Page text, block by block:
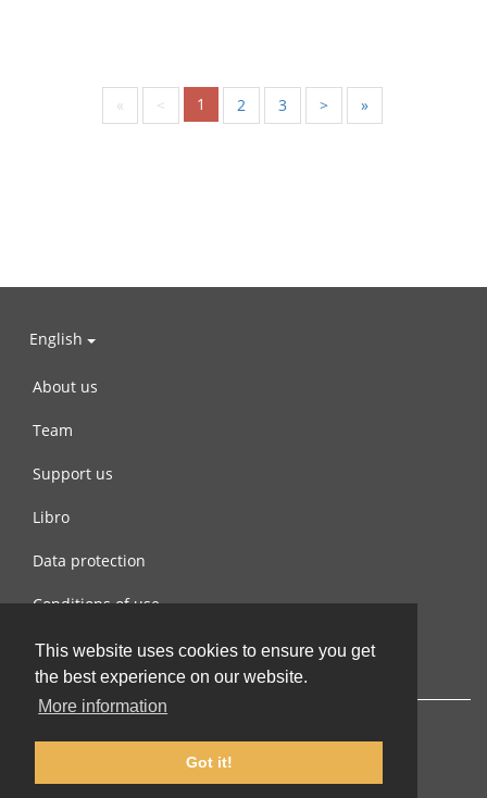
This website uses cookies to ensure you get
the best experience on our website.
More information
Got it!
« < 1 2 3 > »
English
About us
Team
Support us
Libro
Data protection
Conditions of use
Contact us
© 2002-2026 lernu.net |Impressum